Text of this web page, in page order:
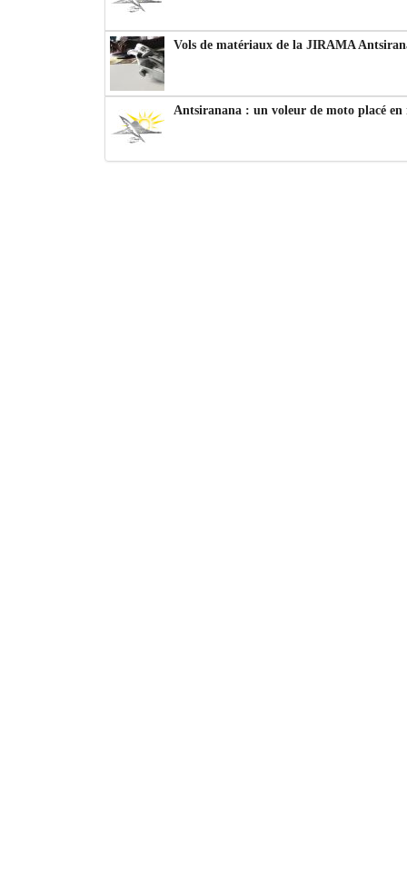
Vols de matériaux de la JIRAMA
Antsiranana : un voleur de moto placé en